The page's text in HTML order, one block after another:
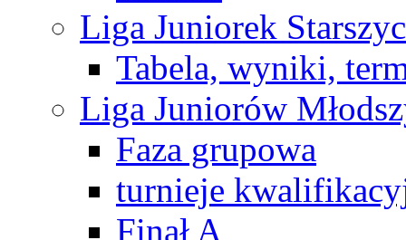
Liga Juniorek
Tabela, wyniki,
Liga Juniorów
Faza grupowa
turnieje
Finał A